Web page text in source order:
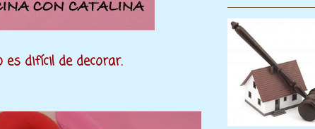
difícil de decorar.